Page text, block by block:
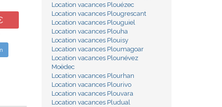
Location vacances Plouézec
Location vacances Plougrescant
Location vacances Plouguiel
Location vacances Plouha
Location vacances Plouisy
Location vacances Ploumagoar
Location vacances Plounévez
Moëdec
Location vacances Plourhan
Location vacances Plourivo
Location vacances Plouvara
Location vacances Pludual